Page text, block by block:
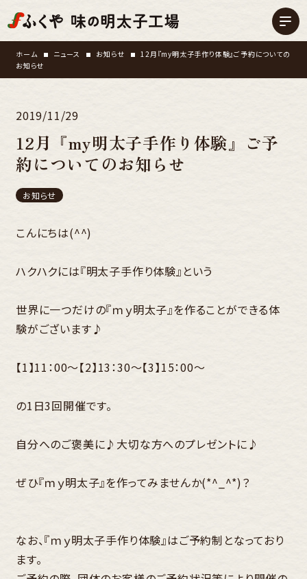
ホーム ニュース お知らせ
12月『my明太子手作り体験』ご予約についての
お知らせ
2019/11/29
12月『my明太子手作り体験』ご予
約についてのお知らせ
お知らせ
こんにちは(^^)
ハクハクには『明太子手作り体験』という
世界に一つだけの『ｍｙ明太子』を作ることができる体
験がございます♪
【1】11：00～【2】13：30～【3】15：00～
の1日3回開催です。
自分へのご褒美に♪大切な方へのプレゼントに♪
ぜひ『ｍｙ明太子』を作ってみませんか(*^_^*)？
なお、『ｍｙ明太子手作り体験』はご予約制となっており
ます。